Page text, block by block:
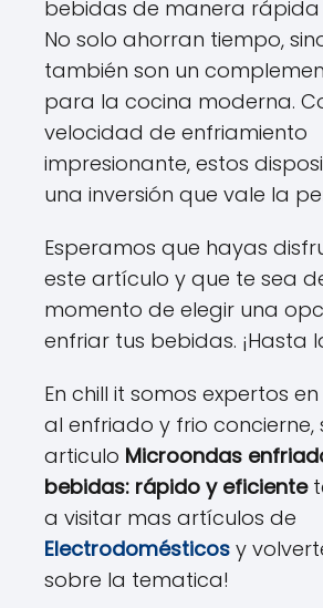
bebidas de manera rápida
No solo ahorran tiempo,
también son un
para la cocina moderna.
velocidad de enfriamiento
impresionante, estos
una inversión que vale la
Esperamos que hayas
este artículo y que te sea
momento de elegir una
enfriar tus bebidas. ¡Hasta
En chill it somos expertos
al enfriado y frio concierne,
articulo Microondas
bebidas: rápido y eficiente
a visitar mas artículos de
Electrodomésticos y
sobre la tematica!